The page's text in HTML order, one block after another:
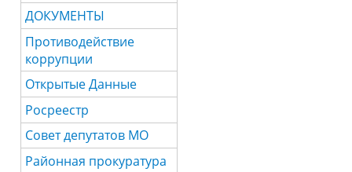
ДОКУМЕНТЫ
Противодействие
коррупции
Открытые Данные
Росреестр
Совет депутатов МО
Районная прокуратура